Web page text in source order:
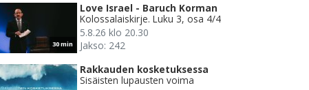
30 min
Love Israel - Baruch Korman
Kolossalaiskirje. Luku 3, osa 4/4
5.8.26 klo 20.30
Jakso: 242
Rakkauden kosketuksessa
Sisäisten lupausten voima